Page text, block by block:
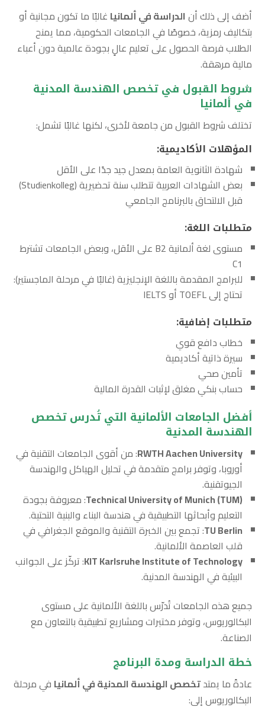
أضف إلى ذلك أن الدراسة في ألمانيا غالبًا ما تكون مجانية أو
بتكاليف رمزية، خصوصًا في الجامعات الحكومية، مما يمنح
الطلاب فرصة الحصول على تعليم عالٍ بجودة عالمية دون أعباء
مالية مرهقة.
شروط القبول في تخصص الهندسة المدنية
في ألمانيا
تختلف شروط القبول من جامعة لأخرى، لكنها غالبًا تشمل:
المؤهلات الأكاديمية:
شهادة الثانوية العامة بمعدل جيد جدًا على الأقل
بعض الشهادات العربية تتطلب سنة تحضيرية (Studienkolleg)
قبل الالتحاق بالبرنامج الجامعي
متطلبات اللغة:
مستوى لغة ألمانية B2 على الأقل، وبعض الجامعات تشترط
C1
للبرامج المقدمة باللغة الإنجليزية (غالبًا في مرحلة الماجستير):
تحتاج إلى TOEFL أو IELTS
متطلبات إضافية:
خطاب دافع قوي
سيرة ذاتية أكاديمية
تأمين صحي
حساب بنكي مغلق لإثبات القدرة المالية
أفضل الجامعات الألمانية التي تُدرس تخصص
الهندسة المدنية
RWTH Aachen University: من أقوى الجامعات التقنية في
أوروبا، وتوفر برامج متقدمة في تحليل الهياكل والهندسة
الجيوتقنية.
Technical University of Munich (TUM): معروفة بجودة
التعليم وأبحاثها التطبيقية في هندسة البناء والبنية التحتية.
TU Berlin: تجمع بين الخبرة التقنية والموقع الجغرافي في
قلب العاصمة الألمانية.
KIT Karlsruhe Institute of Technology: تركّز على الجوانب
البيئية في الهندسة المدنية.
جميع هذه الجامعات تُدرّس باللغة الألمانية على مستوى
البكالوريوس، وتوفر مختبرات ومشاريع تطبيقية بالتعاون مع
الصناعة.
خطة الدراسة ومدة البرنامج
عادةً ما يمتدتخصص الهندسة المدنية في ألمانيا في مرحلة
البكالوريوس إلى: